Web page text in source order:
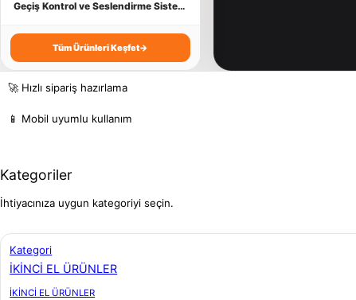
Geçiş Kontrol ve Seslendirme Sistemleri
Tüm Ürünleri Keşfet→
🚀 Hızlı sipariş hazırlama
📱 Mobil uyumlu kullanım
Kategoriler
İhtiyacınıza uygun kategoriyi seçin.
Kategori
İKİNCİ EL ÜRÜNLER
İKİNCİ EL ÜRÜNLER